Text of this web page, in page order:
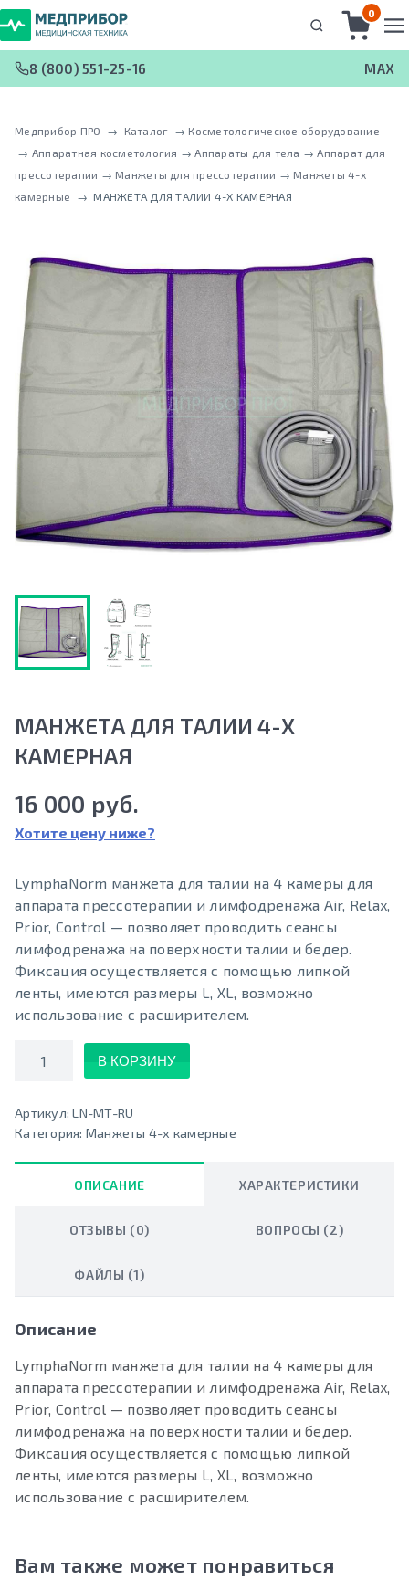
0
8 (800) 551-25-16 MAX
Медприбор ПРО → Каталог → Косметологическое оборудование
→ Аппаратная косметология → Аппараты для тела → Аппарат для
прессотерапии → Манжеты для прессотерапии → Манжеты 4-х
камерные
→ МАНЖЕТА ДЛЯ ТАЛИИ 4-Х КАМЕРНАЯ
МАНЖЕТА ДЛЯ ТАЛИИ 4-Х
КАМЕРНАЯ
16 000 руб.
Хотите цену ниже?
LymphaNorm манжета для талии на 4 камеры для
аппарата прессотерапии и лимфодренажа Air, Relax,
Prior, Control — позволяет проводить сеансы
лимфодренажа на поверхности талии и бедер.
Фиксация осуществляется с помощью липкой
ленты, имеются размеры L, XL, возможно
использование с расширителем.
Количество
В КОРЗИНУ
Артикул:LN-MT-RU
Категория: Манжеты 4-х камерные
ОПИСАНИЕ ХАРАКТЕРИСТИКИ
ОТЗЫВЫ (0) ВОПРОСЫ (2)
ФАЙЛЫ (1)
Описание
LymphaNorm манжета для талии на 4 камеры для
аппарата прессотерапии и лимфодренажа Air, Relax,
Prior, Control — позволяет проводить сеансы
лимфодренажа на поверхности талии и бедер.
Фиксация осуществляется с помощью липкой
ленты, имеются размеры L, XL, возможно
использование с расширителем.
Вам также может понравиться